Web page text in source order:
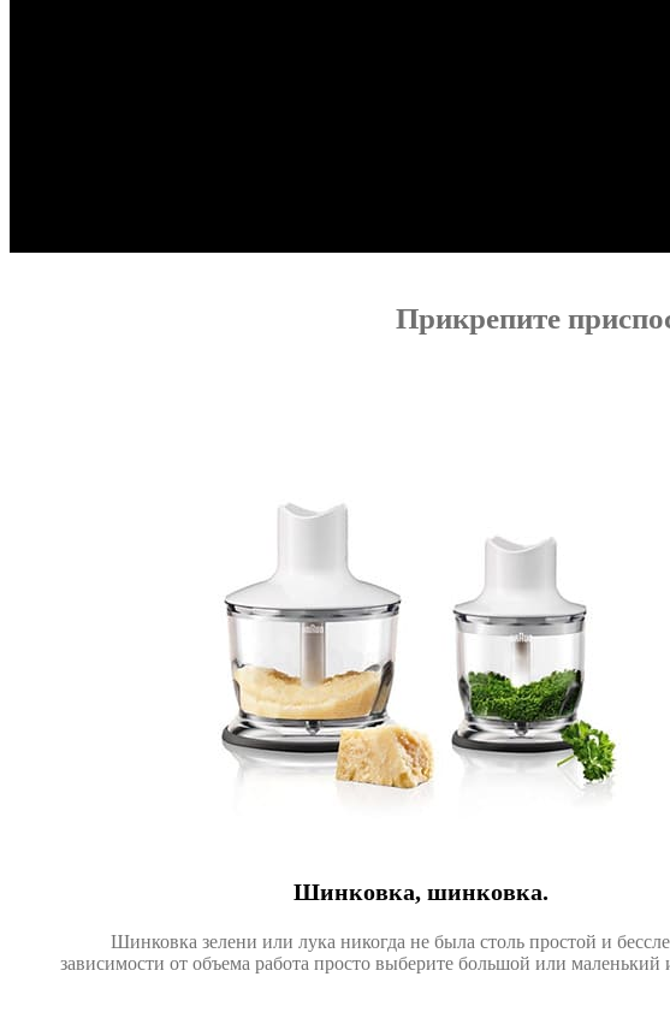
Прикрепите
Шинковка, шинковка.
Шинковка зелени или лука никогда не была столь простой и
зависимости от объема работа просто выберите большой или маленький